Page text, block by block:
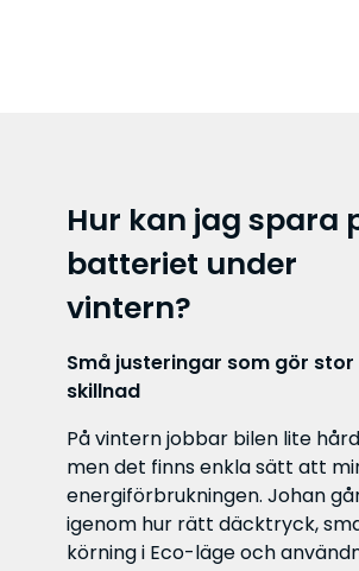
Hur kan jag spara
batteriet under
vintern?
Små justeringar som gör stor
skillnad
På vintern jobbar bilen lite
men det finns enkla sätt att
energiförbrukningen. Johan
igenom hur rätt däcktryck,
körning i Eco-läge och